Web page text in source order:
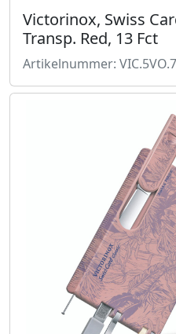
Victorinox, Swiss
Transp. Red, 13 Fct
Artikelnummer: